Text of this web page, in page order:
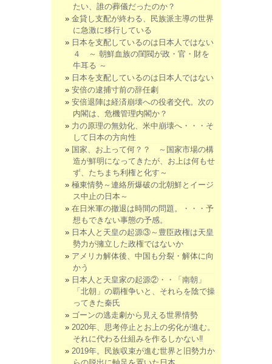
たい、誰の葬儀だったのか？
金貸し支配が終わる、民族派主導の世界
に急激に移行している
日本を支配しているのは日本人ではない
４ ～ 朝鮮血族の閨閥が政・官・財を
牛耳る ～
日本を支配しているのは日本人ではない
安倍の逮捕寸前の辞任劇
安倍退陣は経済崩壊への役者交代。次の
内閣は、危機管理内閣か？
力の原理の無効化、米中崩壊へ・・・そ
して日本の方向性
国家、お上って何？？ ～国家市場の構
造が鮮明になってきたが、お上は何もせ
ず、たちまち利権と化す～
極東情勢～連絡所爆破の北朝鮮とイージ
ス中止の日本～
在日米軍の撤退は時間の問題。・・・予
想もできない事態の予感。
日本人と天皇の起源③～豊臣政権は天皇
勢力が擁立した政権ではないか
アメリカ解体後、中国も分裂・解体に向
かう
日本人と天皇家の起源②・・「南朝」
「北朝」の覇権争いと、それらを陰で操
ってきた秦氏
ゴーンの逃走劇から見える世界情勢
2020年、思考停止とお上の劣化が進む。
それに代わる仕組みを作るしかない‼
2019年。民族収束が進む世界と旧勢力か